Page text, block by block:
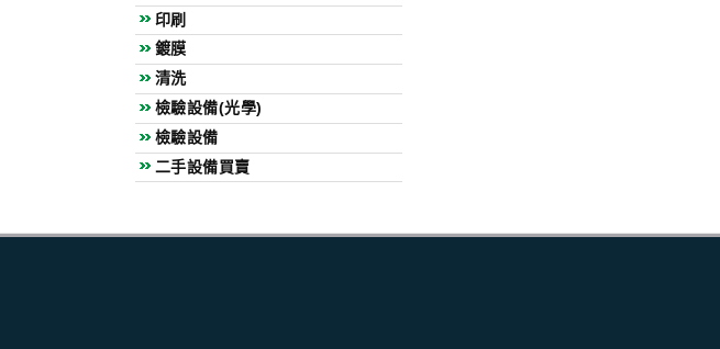
印刷
鍍膜
清洗
檢驗設備(光學)
檢驗設備
二手設備買賣